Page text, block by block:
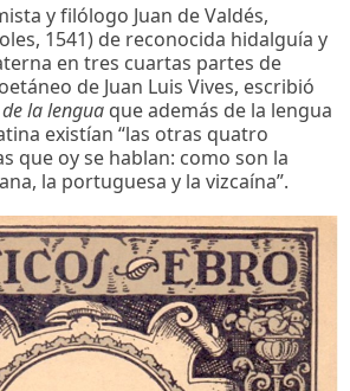
y filólogo Juan de Valdés,
1541) de reconocida hidalguía y
en tres cuartas partes de
de Juan Luis Vives, escribió
la lengua que además de la lengua
existían “las otras quatro
que oy se hablan: como son la
la portuguesa y la vizcaína”.